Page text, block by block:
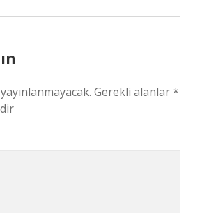
Gerekli alanlar*